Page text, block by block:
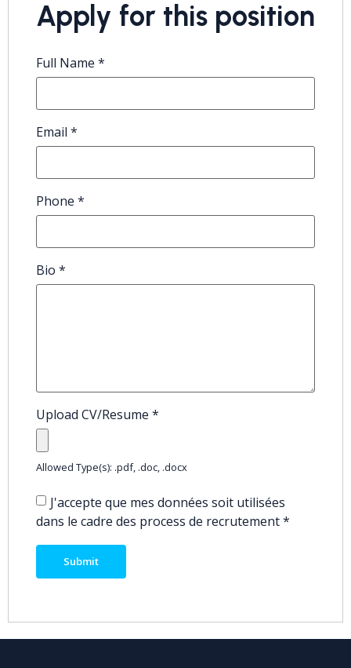
Apply for this position
Full Name *
Email *
Phone *
Bio *
Upload CV/Resume *
Allowed Type(s): .pdf, .doc, .docx
J'accepte que mes données soit utilisées
dans le cadre des process de recrutement*